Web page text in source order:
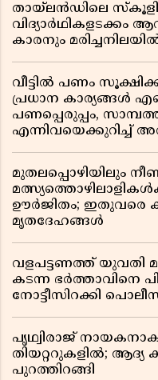
തായ്‌ലൻഡിലെ
വിദ്യാർഥികളടക്കം
കാരനും
വീട്ടിൽ പണം
പ്രധാന കാര്യങ്ങൾ
പണപ്പെരുപ്പം,
എന്നിവയെക്കുറിച്ച്
മുതലപ്പൊഴിയിലും
ഊർജിതം; ഇതുവരെ
മൃതദേഹങ്ങൾ
വളപട്ടണത്ത് യുവതി
കടന്ന ഭർത്താവിനെ
നോട്ടീസിറക്കി
പൃഥ്വിരാജ്
തിയറ്ററുകളിൽ; ആദ്യ
പുറത്തിറങ്ങി